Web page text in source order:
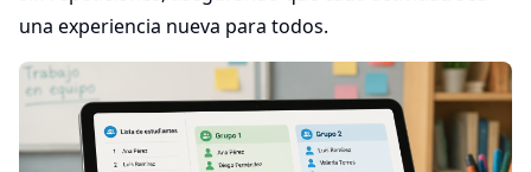
una experiencia nueva para todos.